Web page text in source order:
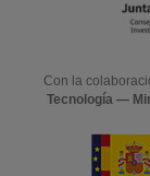
Con la
Tecnología —